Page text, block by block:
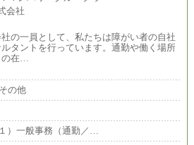
の一員として、私たちは障がい者の自社
タントを行っています。通勤や働く場所
の在…
の他
）一般事務（通勤／…